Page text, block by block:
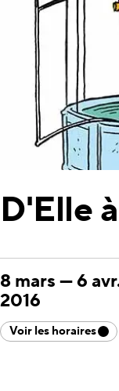
D'Elle
8 mars —6
2016
Voir les horaires